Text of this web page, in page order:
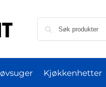
Kjøkkenhetter